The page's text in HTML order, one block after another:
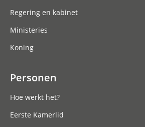
Regering en kabinet
Ministeries
Koning
Personen
Hoe werkt het?
Eerste Kamerlid